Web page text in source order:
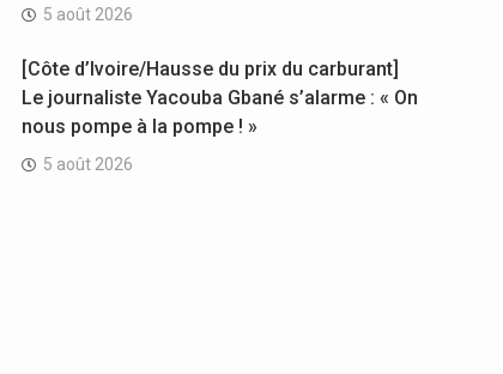
5 août 2026
[Côte d’Ivoire/Hausse du prix du carburant]
Le journaliste Yacouba Gbané s’alarme : « On
nous pompe à la pompe ! »
5 août 2026